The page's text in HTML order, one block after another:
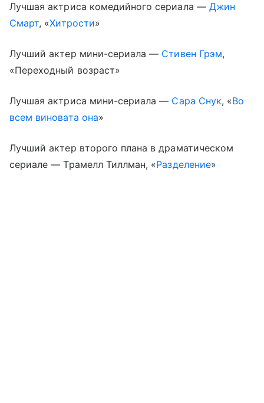
Лучшая актриса комедийного сериала — Джин
Смарт, «Хитрости»
Лучший актер мини-сериала — Стивен Грэм,
«Переходный возраст»
Лучшая актриса мини-сериала — Сара Снук, «Во
всем виновата она»
Лучший актер второго плана в драматическом
сериале — Трамелл Тиллман, «Разделение»